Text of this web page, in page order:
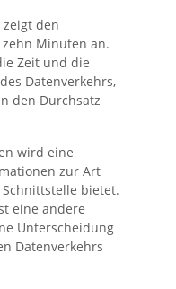
den
Minuten an.
Zeit und die
Datenverkehrs,
den Durchsatz
wird eine
zur Art
bietet.
eine andere
Unterscheidung
Datenverkehrs